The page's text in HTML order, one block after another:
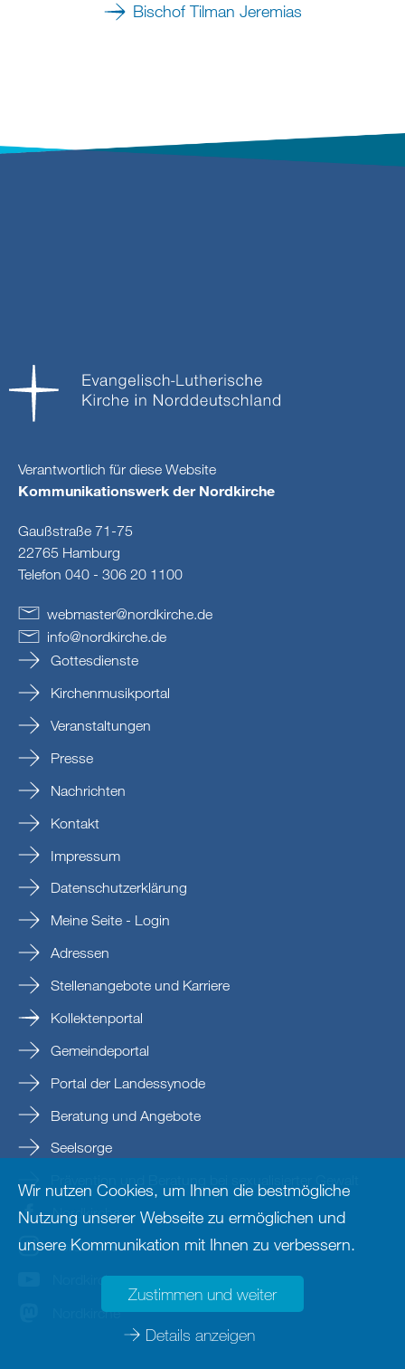
Bischof Tilman Jeremias
Verantwortlich für diese Website
Kommunikationswerk der Nordkirche
Gaußstraße 71-75
22765 Hamburg
Telefon 040 - 306 20 1100
webmaster@nordkirche de
info@nordkirche.de
Gottesdienste
Kirchenmusikportal
Veranstaltungen
Presse
Nachrichten
Kontakt
Impressum
Datenschutzerklärung
Meine Seite - Login
Adressen
Stellenangebote und Karriere
Kollektenportal
Gemeindeportal
Portal der Landessynode
Beratung und Angebote
Seelsorge
Nordkirche
nordkirche
Nordkirche
Nordkirche
Wir nutzen Cookies, um Ihnen die bestmögliche
Nutzung unserer Webseite zu ermöglichen und
unsere Kommunikation mit Ihnen zu verbessern.
Zustimmen und weiter
Details anzeigen